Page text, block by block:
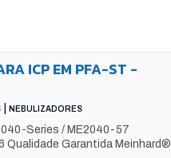
ICP EM PFA-ST -
NEBULIZADORES
Series / ME2040-57
Qualidade Garantida Meinhard®